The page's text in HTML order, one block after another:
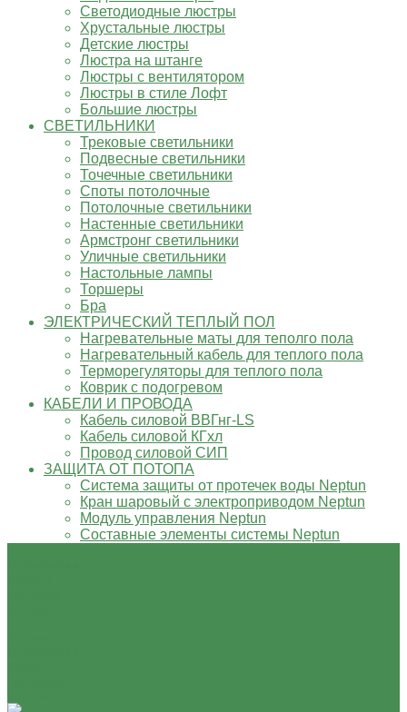
Светодиодные люстры
Хрустальные люстры
Детские люстры
Люстра на штанге
Люстры с вентилятором
Люстры в стиле Лофт
Большие люстры
СВЕТИЛЬНИКИ
Трековые светильники
Подвесные светильники
Точечные светильники
Споты потолочные
Потолочные светильники
Настенные светильники
Армстронг светильники
Уличные светильники
Настольные лампы
Торшеры
Бра
ЭЛЕКТРИЧЕСКИЙ ТЕПЛЫЙ ПОЛ
Нагревательные маты для теполго пола
Нагревательный кабель для теплого пола
Терморегуляторы для теплого пола
Коврик с подогревом
КАБЕЛИ И ПРОВОДА
Кабель силовой ВВГнг-LS
Кабель силовой КГхл
Провод силовой СИП
ЗАЩИТА ОТ ПОТОПА
Система защиты от протечек воды Neptun
Кран шаровый с электроприводом Neptun
Модуль управления Neptun
Составные элементы системы Neptun